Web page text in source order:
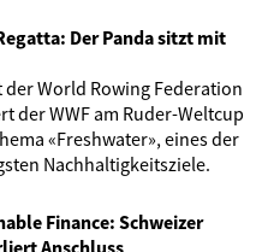
Der Panda sitzt mit
der World Rowing Federation
der WWF am Ruder-Weltcup
«Freshwater», eines der
Nachhaltigkeitsziele.
Finance: Schweizer
Anschluss